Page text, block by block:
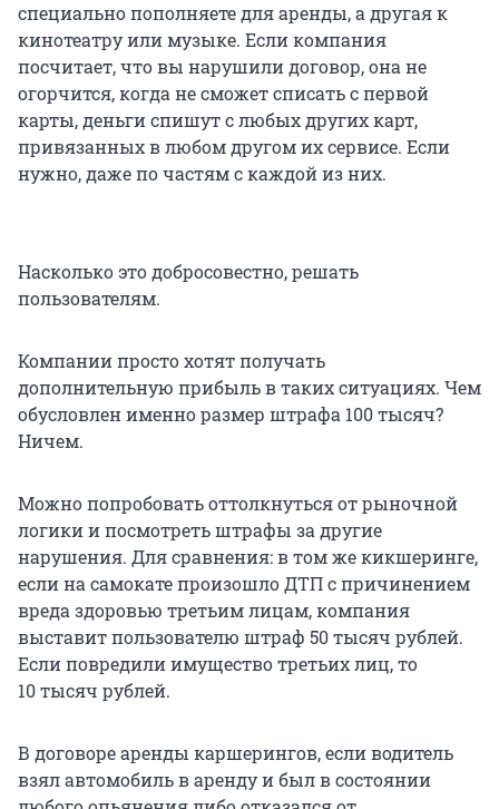
специально пополняете для аренды, а другая к
кинотеатру или музыке. Если компания
посчитает, что вы нарушили договор, она не
огорчится, когда не сможет списать с первой
карты, деньги спишут с любых других карт,
привязанных в любом другом их сервисе. Если
нужно, даже по частям с каждой из них.
Насколько это добросовестно, решать
пользователям.
Компании просто хотят получать
дополнительную прибыль в таких ситуациях. Чем
обусловлен именно размер штрафа 100 тысяч?
Ничем.
Можно попробовать оттолкнуться от рыночной
логики и посмотреть штрафы за другие
нарушения. Для сравнения: в том же кикшеринге,
если на самокате произошло ДТП с причинением
вреда здоровью третьим лицам, компания
выставит пользователю штраф 50 тысяч рублей.
Если повредили имущество третьих лиц, то
10 тысяч рублей.
В договоре аренды каршерингов, если водитель
взял автомобиль в аренду и был в состоянии